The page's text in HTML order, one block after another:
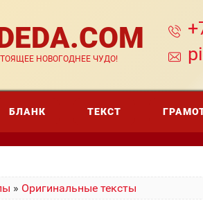
НОВОГОДНЕЕ ЧУДО!
БЛАНК ТЕКСТ
» Оригинальные тексты